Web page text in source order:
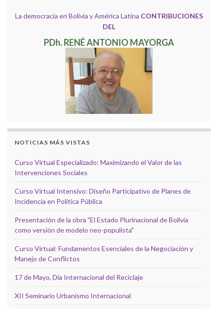
La democracia en Bolivia y América Latina CONTRIBUCIONES
DEL
PDh. RENÉ ANTONIO MAYORGA
NOTICIAS MÁS VISTAS
Curso Virtual Especializado: Maximizando el Valor de las
Intervenciones Sociales
Curso Virtual Intensivo: Diseño Participativo de Planes de
Incidencia en Política Pública
Presentación de la obra "El Estado Plurinacional de Bolivia
como versión de modelo neo-populista"
Curso Virtual: Fundamentos Esenciales de la Negociación y
Manejo de Conflictos
17 de Mayo, Día Internacional del Reciclaje
XII Seminario Urbanismo Internacional